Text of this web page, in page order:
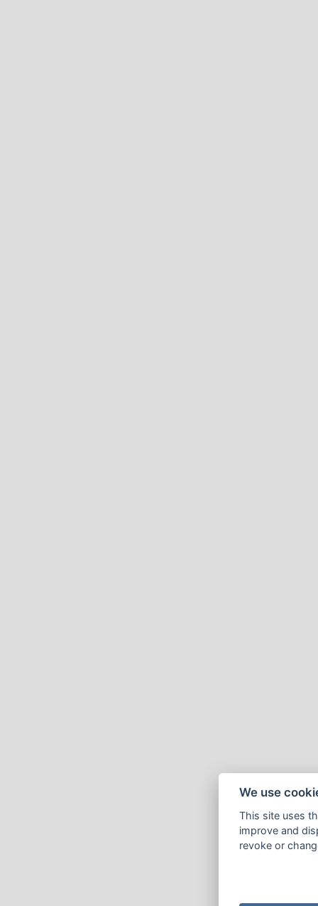
We use
This site uses
improve and
revoke or